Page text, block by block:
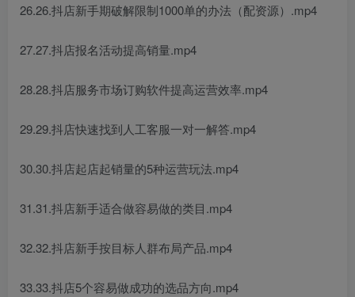
26.26.抖店新手期破解限制1000单的办法（配资源）.mp4
27.27.抖店报名活动提高销量.mp4
28.28.抖店服务市场订购软件提高运营效率.mp4
29.29.抖店快速找到人工客服一对一解答.mp4
30.30.抖店起店起销量的5种运营玩法.mp4
31.31.抖店新手适合做容易做的类目.mp4
32.32.抖店新手按目标人群布局产品.mp4
33.33.抖店5个容易做成功的选品方向.mp4